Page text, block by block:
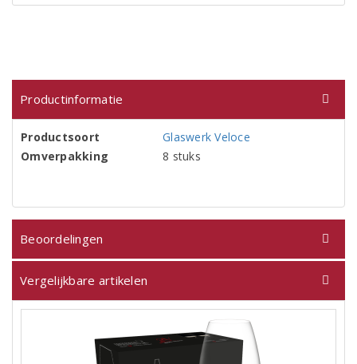
Productinformatie
Productsoort
Glaswerk Veloce
Omverpakking
8 stuks
Beoordelingen
Vergelijkbare artikelen